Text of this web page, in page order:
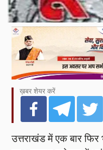
ख़बर शेयर करें
उत्तराखंड में एक बार